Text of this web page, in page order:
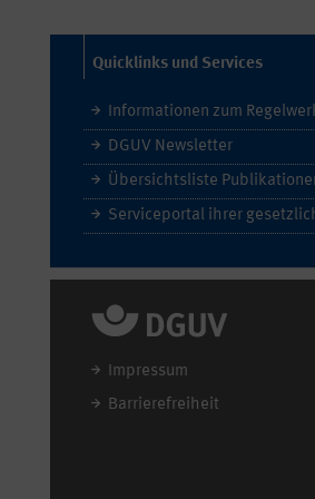
Quicklinks und Services
Informationen zum
DGUV Newsletter
Übersichtsliste
Serviceportal ihrer
Impressum
Barrierefreiheit